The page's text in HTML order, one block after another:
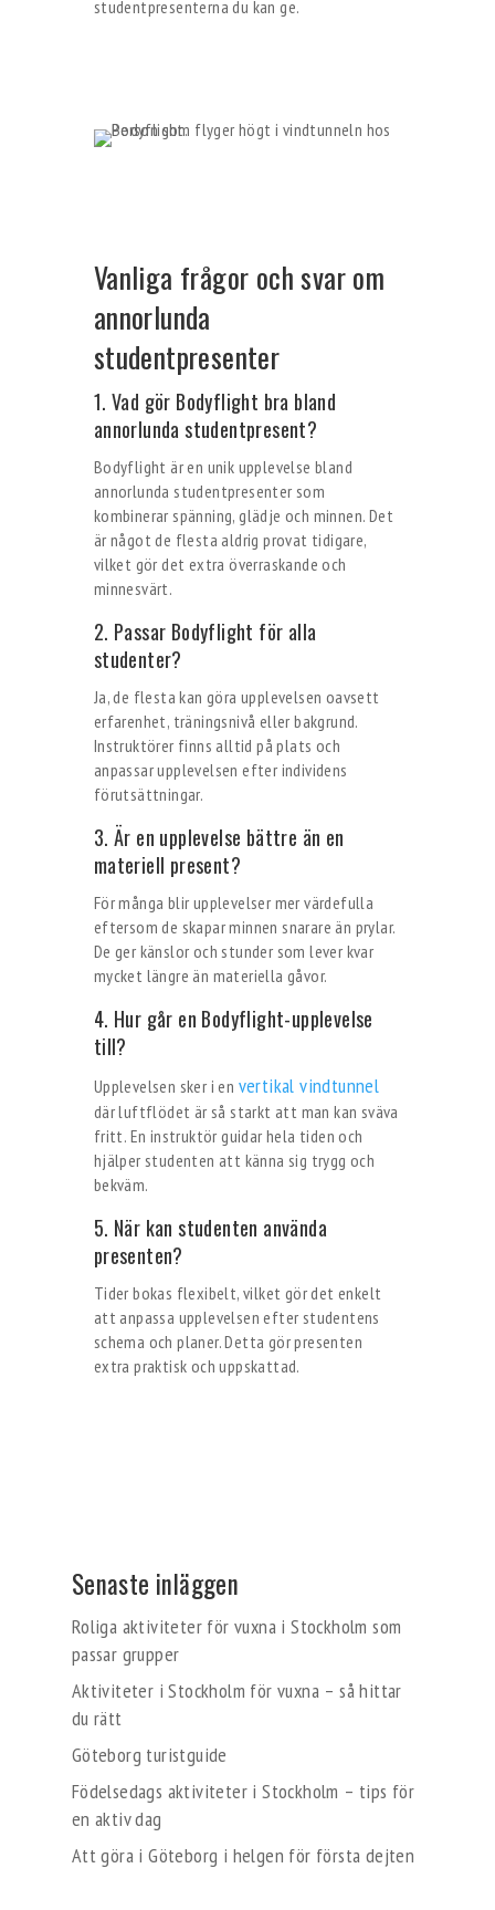
studentpresenterna du kan ge.
Vanliga frågor och svar om
annorlunda
studentpresenter
1. Vad gör Bodyflight bra bland
annorlunda studentpresent?
Bodyflight är en unik upplevelse bland
annorlunda studentpresenter som
kombinerar spänning, glädje och minnen. Det
är något de flesta aldrig provat tidigare,
vilket gör det extra överraskande och
minnesvärt.
2. Passar Bodyflight för alla
studenter?
Ja, de flesta kan göra upplevelsen oavsett
erfarenhet, träningsnivå eller bakgrund.
Instruktörer finns alltid på plats och
anpassar upplevelsen efter individens
förutsättningar.
3. Är en upplevelse bättre än en
materiell present?
För många blir upplevelser mer värdefulla
eftersom de skapar minnen snarare än prylar.
De ger känslor och stunder som lever kvar
mycket längre än materiella gåvor.
4. Hur går en Bodyflight-upplevelse
till?
Upplevelsen sker i en vertikal vindtunnel
där luftflödet är så starkt att man kan sväva
fritt. En instruktör guidar hela tiden och
hjälper studenten att känna sig trygg och
bekväm.
5. När kan studenten använda
presenten?
Tider bokas flexibelt, vilket gör det enkelt
att anpassa upplevelsen efter studentens
schema och planer. Detta gör presenten
extra praktisk och uppskattad.
Senaste inläggen
Roliga aktiviteter för vuxna i Stockholm som
passar grupper
Aktiviteter i Stockholm för vuxna – så hittar
du rätt
Göteborg turistguide
Födelsedags aktiviteter i Stockholm – tips för
en aktiv dag
Att göra i Göteborg i helgen för första dejten